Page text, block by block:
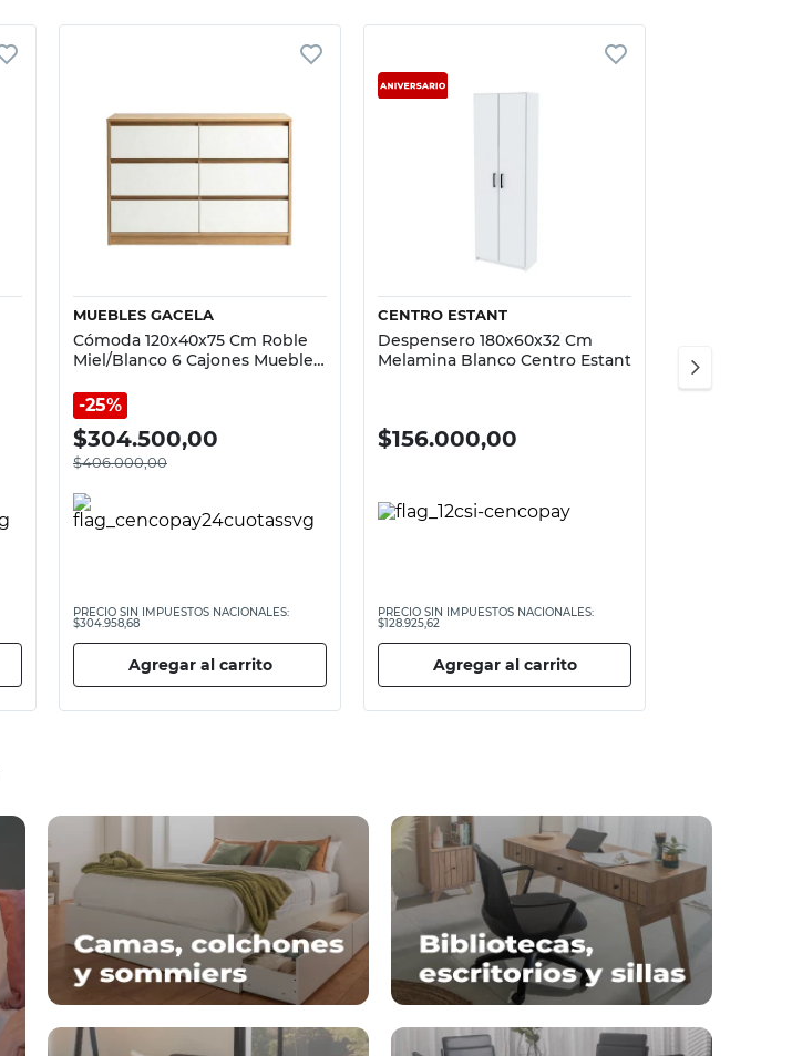
Vista rápida
MUEBLES GACELA
Cómoda 120x40x75 Cm Roble
Miel/Blanco 6 Cajones Muebles
25%
$304.500,00
$406.000,00
PRECIO SIN IMPUESTOS NACIONALES:
$304.958,68
Agregar al carrito
CENTRO ESTANT
Despensero 180x60x32 Cm
Melamina Blanco Centro Estant
$156.000,00
PRECIO SIN IMPUESTOS NACIONALES:
$128.925,62
Agregar al carrito